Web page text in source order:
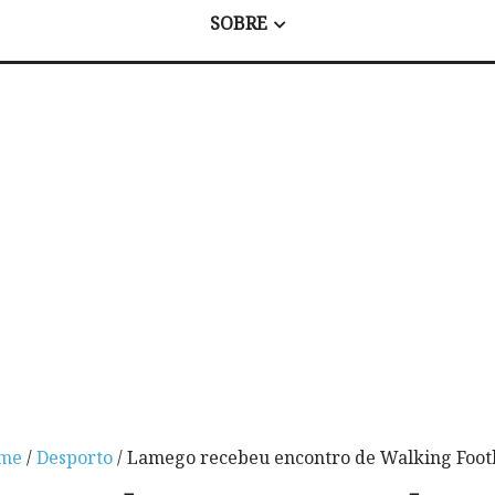
SOBRE
/Desporto/ Lamego recebeu encontro de Walking